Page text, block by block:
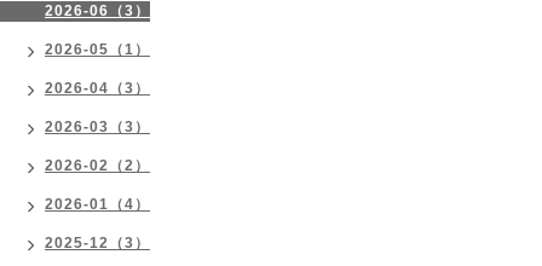
2026-06（3）
2026-05（1）
2026-04（3）
2026-03（3）
2026-02（2）
2026-01（4）
2025-12（3）